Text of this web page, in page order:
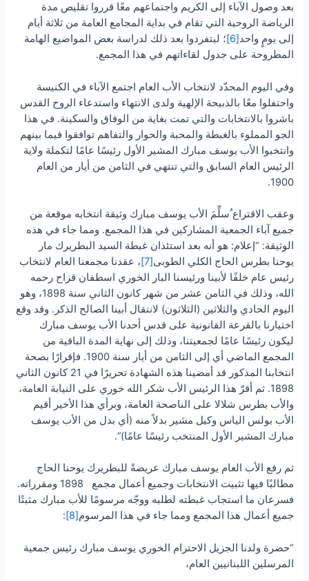
بعد وصول الآباء إلى الكريم واجتماعهم معًا قرروا تقليص مدة
الرياضة الروحية التي تقام في بداية المجامع العامة من ثلاثة أيام
إلى يومٍ واحد[6]
؛ ليتفردوا بعد ذلك لدراسة بعض المواضيع الهامة
المطروحة على جدول لقاءاتهم في هذا المجمع.
وفي اليوم المحدّد لانتخاب الأب العام اجتمع الآباء في الكنيسة
واحتفلوا معًا بالذبيحة الإلهية ولدى الانتهاء واستدعاء الروح القدس
باشروا بالانتخابات والتي تمت بغاية من الوفاق والسكينة. في هذا
الجو المملوء بالغبطة والمحبة والحوار والتفاهم توافقوا فيما بينهم
وانتخبوا الأب يوسف مبارك المشير الأول رئيسًا عامًا لتكملة ولاية
الرئيس العام السابق والتي تنتهي في الثامن من أيار من العام
1900.
وعقب الاقتراع ُسلِّمَ الأب يوسف مبارك وثيقة انتخابه موقعة من
جميع آباء الجمعية المشاركين في هذا المجمع. ومما جاء في هذه
الوثيقة: “إعلام: هو أنه بعد استئذان غبطة السيد البطريرك مار
يوحنا بطرس الحاج الكلي الطوبى[7]
، عقدنا مجمعنا العام لانتخاب
رئيس عام خلفًا لأبينا ورئيسنا البار الخوري اسطفان قزاح رحمه
الله، وذلك في الثامن عشر من شهر كانون الثاني سنة 1898، وهو
اليوم الحادي والثلاثين (الثلاثون) لانتقال أبينا الصالح الذكر. وقد وقع
اختيارنا بالقرعة القانونية على قدس أحدنا الأب يوسف مبارك
ليكون رئيسًا عامًا لجمعيتنا، وذلك إلى نهاية المدة الباقية من
المجمع الماضي أي إلى الثامن من أيار سنة 1900. فإقرارًا بصحة
انتخابنا المذكور قد أمضينا هذه الشهادة تحريرًا في 21 كانون الثاني
1898. ثم أقرّ هذا الرئيس الأب شكر الله خوري على النيابة العامة،
والأب بطرس شلالا على الناصحة العامة، وبرأي هذا الأخير أقيم
الأب بولس الياس وكيل مشير بدلاً منه (أي بدل من الأب يوسف
مبارك المشير الأول المنتخب رئيسًا عامًا)”.
ثم رفع الأب العام يوسف مبارك عريضةً للبطريرك يوحنا الحاج
مطالبًا فيها تثبيت الانتخابات وجميع أعمال مجمع 1898 ومقرراته.
فسرعان ما استجاب غبطته لطلبه ووجّه مرسومًا للأب مبارك مثبتًا
جميع أعمال هذا المجمع ومما جاء في هذا المرسوم[8]
:
“حضرة ولدنا الجزيل الاحترام الخوري يوسف مبارك رئيس جمعية
المرسلين اللبنانيين العام،